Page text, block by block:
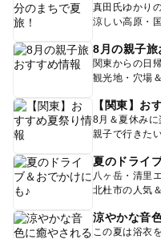
真田氏ゆかり
涼しい高原・
8月の親子旅
関東からの日
観光地・穴場
【関東】お
8月＆夏休みに
親子で行きた
夏のドライ
八ヶ岳・清里
北杜市の人気
涼やかな音
この夏は浴衣